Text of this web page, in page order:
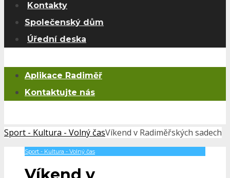
Kontakty
Společenský dům
Úřední deska
Aplikace Radiměř
Kontaktujte nás
Sport - Kultura - Volný časVíkend v Radiměřských sadech
Sport - Kultura - Volný čas